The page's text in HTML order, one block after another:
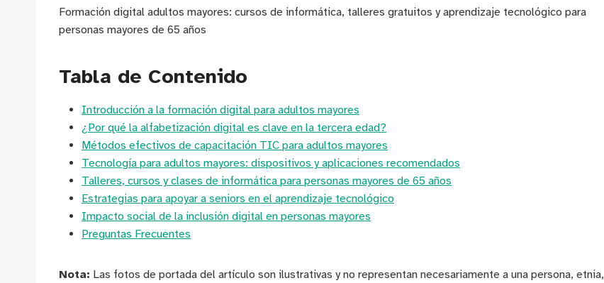
Formación digital adultos mayores: cursos de informática, talleres gratuitos y aprendizaje tecnológico para
personas mayores de 65 años
Tabla de Contenido
Introducción a la formación digital para adultos mayores
¿Por qué la alfabetización digital es clave en la tercera edad?
Métodos efectivos de capacitación TIC para adultos mayores
Tecnología para adultos mayores: dispositivos y aplicaciones recomendados
Talleres, cursos y clases de informática para personas mayores de 65 años
Estrategias para apoyar a seniors en el aprendizaje tecnológico
Impacto social de la inclusión digital en personas mayores
Preguntas Frecuentes
Nota: Las fotos de portada del artículo son ilustrativas y no representan necesariamente a una persona, etnia,